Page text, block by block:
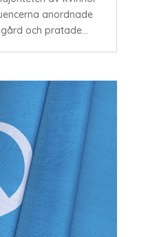
anordnade
och pratade...